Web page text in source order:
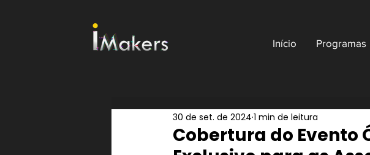
Início Programas
Cobertura do Evento
30 de set. de 2024 1 min de leitura